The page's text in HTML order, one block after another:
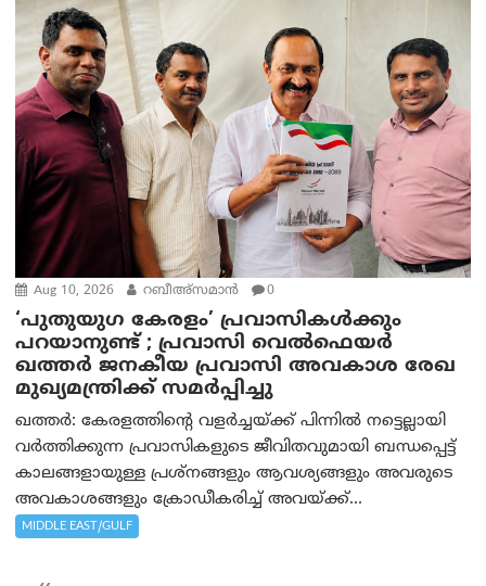
Aug 10, 2026 റബീഅ്‌സമാന്‍ 0
‘പുതുയുഗ കേരളം’ പ്രവാസികൾക്കും
പറയാനുണ്ട് ; പ്രവാസി വെല്‍ഫെയര്‍
ഖത്തര്‍ ജനകീയ പ്രവാസി അവകാശ രേഖ
മുഖ്യമന്ത്രിക്ക് സമര്‍പ്പിച്ചു
ഖത്തര്‍: കേരളത്തിന്റെ വളർച്ചയ്ക്ക് പിന്നിൽ നട്ടെല്ലായി
വര്‍ത്തിക്കുന്ന പ്രവാസികളുടെ ജീവിതവുമായി ബന്ധപ്പെട്ട്
കാലങ്ങളായുള്ള പ്രശ്നങ്ങളും ആവശ്യങ്ങളും അവരുടെ
അവകാശങ്ങളും ക്രോഡീകരിച്ച് അവയ്ക്ക്...
MIDDLE EAST/GULF